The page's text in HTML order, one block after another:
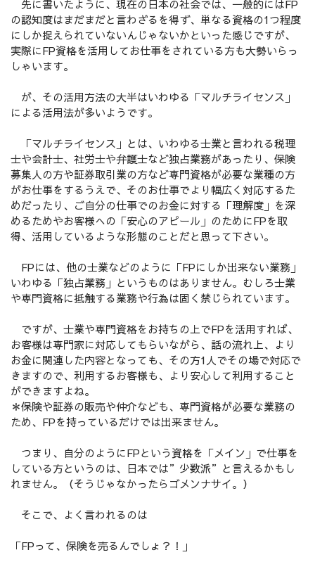
先に書いたように、現在の日本の社会では、一般的にはFP
の認知度はまだまだと言わざるを得ず、単なる資格の1つ程度
にしか捉えられていないんじゃないかといった感じですが、
実際にFP資格を活用してお仕事をされている方も大勢いらっ
しゃいます。
が、その活用方法の大半はいわゆる「マルチライセンス」
による活用法が多いようです。
「マルチライセンス」とは、いわゆる士業と言われる税理
士や会計士、社労士や弁護士など独占業務があったり、保険
募集人の方や証券取引業の方など専門資格が必要な業種の方
がお仕事をするうえで、そのお仕事でより幅広く対応するた
めだったり、ご自分の仕事でのお金に対する「理解度」を深
めるためやお客様への「安心のアピール」のためにFPを取
得、活用しているような形態のことだと思って下さい。
FPには、他の士業などのように「FPにしか出来ない業務」
いわゆる「独占業務」というものはありません。むしろ士業
や専門資格に抵触する業務や行為は固く禁じられています。
ですが、士業や専門資格をお持ちの上でFPを活用すれば、
お客様は専門家に対応してもらいながら、話の流れ上、より
お金に関連した内容となっても、その方1人でその場で対応で
きますので、利用するお客様も、より安心して利用すること
ができますよね。
＊保険や証券の販売や仲介なども、専門資格が必要な業務の
ため、FPを持っているだけでは出来ません。
つまり、自分のようにFPという資格を「メイン」で仕事を
している方というのは、日本では”少数派”と言えるかもし
れません。（そうじゃなかったらゴメンナサイ。）
そこで、よく言われるのは
「FPって、保険を売るんでしょ？！」